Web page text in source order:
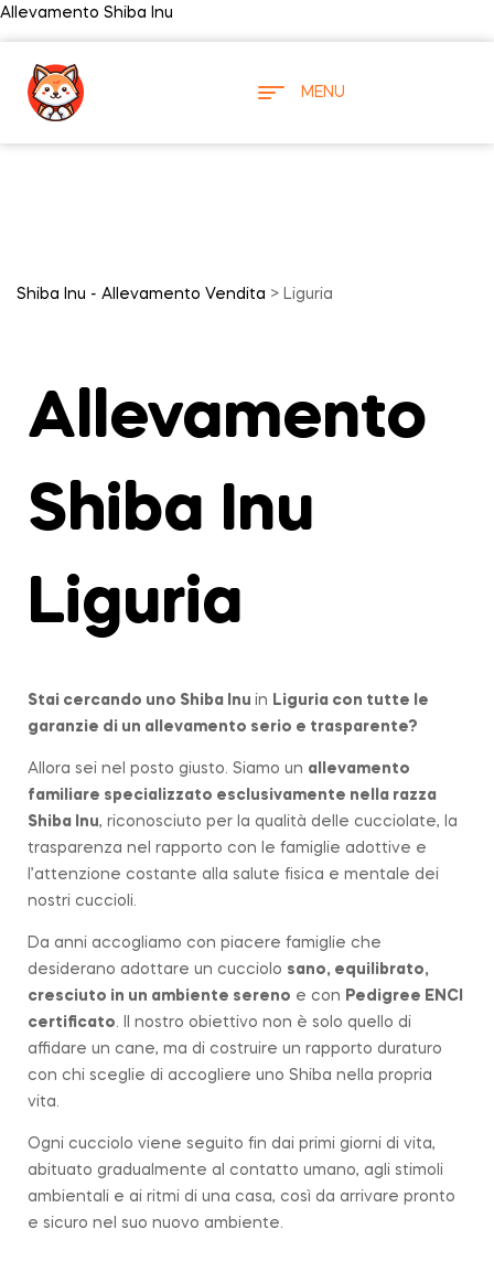
Allevamento Shiba Inu
MENU
Shiba Inu - Allevamento Vendita > Liguria
Allevamento
Shiba Inu
Liguria
Stai cercando uno Shiba Inu in Liguria con tutte le
garanzie di un allevamento serio e trasparente?
Allora sei nel posto giusto. Siamo un allevamento
familiare specializzato esclusivamente nella razza
Shiba Inu, riconosciuto per la qualità delle cucciolate, la
trasparenza nel rapporto con le famiglie adottive e
l’attenzione costante alla salute fisica e mentale dei
nostri cuccioli.
Da anni accogliamo con piacere famiglie che
desiderano adottare un cucciolo sano, equilibrato,
cresciuto in un ambiente sereno e con Pedigree ENCI
certificato. Il nostro obiettivo non è solo quello di
affidare un cane, ma di costruire un rapporto duraturo
con chi sceglie di accogliere uno Shiba nella propria
vita.
Ogni cucciolo viene seguito fin dai primi giorni di vita,
abituato gradualmente al contatto umano, agli stimoli
ambientali e ai ritmi di una casa, così da arrivare pronto
e sicuro nel suo nuovo ambiente.